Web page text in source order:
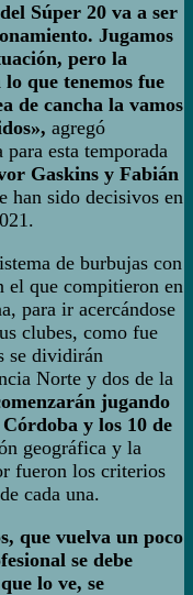
Súper 20 va a ser
Jugamos
pero la
que tenemos fue
de cancha la vamos
agregó
esta temporada
Gaskins y Fabián
han sido decisivos en
de burbujas con
el que compitieron en
para ir acercándose
clubes, como fue
se dividirán
Norte y dos de la
jugando
y los 10 de
geográfica y la
fueron los criterios
cada una.
que vuelva un poco
se debe
lo ve, se